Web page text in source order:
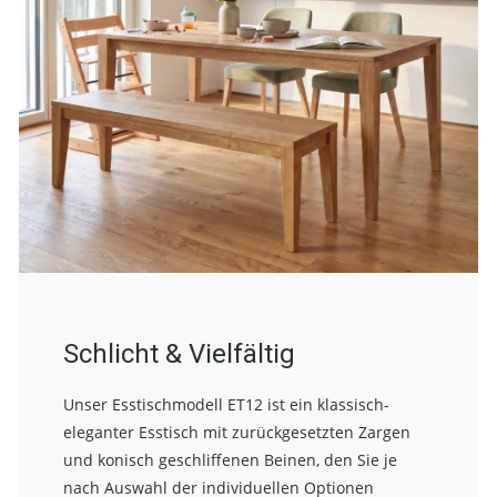
Schlicht & Vielfältig
Unser Esstischmodell ET12 ist ein klassisch-
eleganter Esstisch mit zurückgesetzten Zargen
und konisch geschliffenen Beinen, den Sie je
nach Auswahl der individuellen Optionen